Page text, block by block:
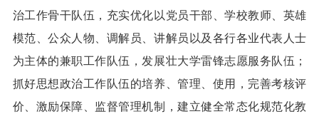
治工作骨干队伍，充实优化以党员干部、学校教师、英雄
模范、公众人物、调解员、讲解员以及各行各业代表人士
为主体的兼职工作队伍，发展壮大学雷锋志愿服务队伍；
抓好思想政治工作队伍的培养、管理、使用，完善考核评
价、激励保障、监督管理机制，建立健全常态化规范化教